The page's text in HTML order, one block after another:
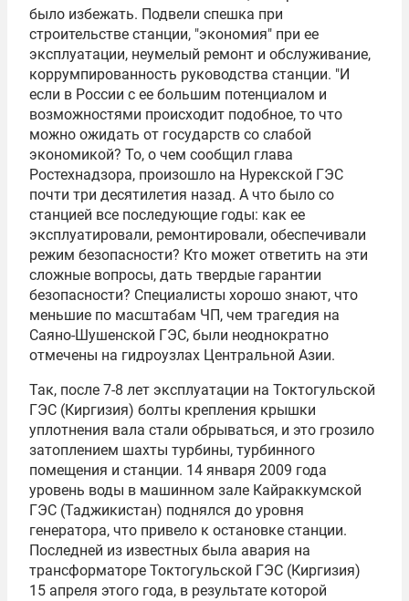
было избежать. Подвели спешка при
строительстве станции, "экономия" при ее
эксплуатации, неумелый ремонт и обслуживание,
коррумпированность руководства станции. "И
если в России с ее большим потенциалом и
возможностями происходит подобное, то что
можно ожидать от государств со слабой
экономикой? То, о чем сообщил глава
Ростехнадзора, произошло на Нурекской ГЭС
почти три десятилетия назад. А что было со
станцией все последующие годы: как ее
эксплуатировали, ремонтировали, обеспечивали
режим безопасности? Кто может ответить на эти
сложные вопросы, дать твердые гарантии
безопасности? Специалисты хорошо знают, что
меньшие по масштабам ЧП, чем трагедия на
Саяно-Шушенской ГЭС, были неоднократно
отмечены на гидроузлах Центральной Азии.
Так, после 7-8 лет эксплуатации на Токтогульской
ГЭС (Киргизия) болты крепления крышки
уплотнения вала стали обрываться, и это грозило
затоплением шахты турбины, турбинного
помещения и станции. 14 января 2009 года
уровень воды в машинном зале Кайраккумской
ГЭС (Таджикистан) поднялся до уровня
генератора, что привело к остановке станции.
Последней из известных была авария на
трансформаторе Токтогульской ГЭС (Киргизия)
15 апреля этого года, в результате которой